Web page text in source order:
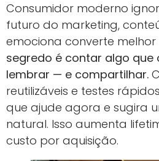
Consumidor moderno
futuro do marketing,
emociona converte
segredo é contar algo que
lembrar — e compartilhar.
reutilizáveis e testes
que ajude agora e sugira
natural. Isso aumenta
custo por aquisição.